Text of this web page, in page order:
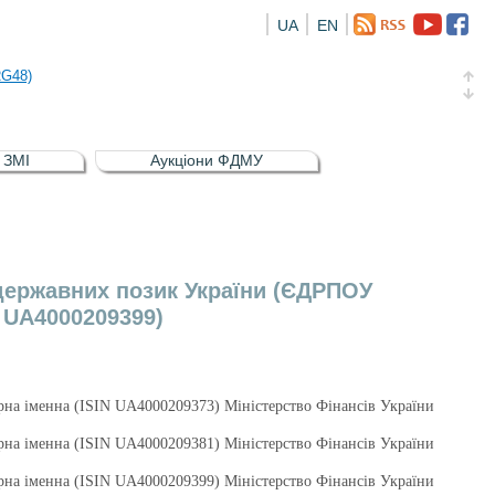
EN
UA
відсоткова електронна іменна (ISIN UA5000016726)
(ISIN UA4000232607)
відсоткова електронна іменна (ISIN UA5000016726)
ЗМІ Аукціони ФДМУ
позик України (ЄДРПОУ
іменна (ISIN UA4000209373) Міністерство Фінансів України
іменна (ISIN UA4000209381) Міністерство Фінансів України
іменна (ISIN UA4000209399) Міністерство Фінансів України